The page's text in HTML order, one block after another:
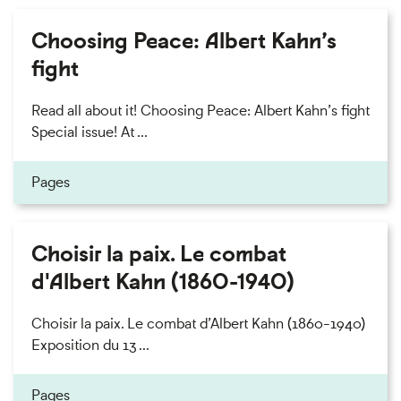
Choosing Peace: Albert Kahn’s
fight
Read all about it! Choosing Peace: Albert Kahn’s fight
Special issue! At ...
Pages
Choisir la paix. Le combat
d'Albert Kahn (1860-1940)
Choisir la paix. Le combat d’Albert Kahn (1860-1940)
Exposition du 13 ...
Pages